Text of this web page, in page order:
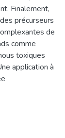
Finalement,
précurseurs
de
comme
toxiques
application à